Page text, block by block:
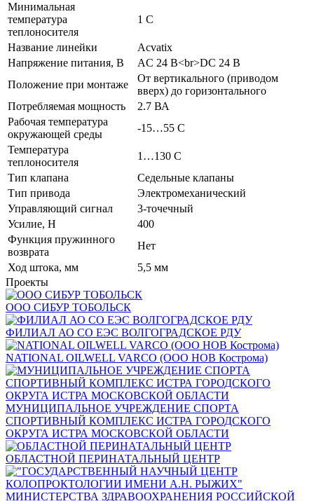
Минимальная
температура
теплоносителя
1 C
Название линейки
Acvatix
Напряжение питания, В
AC 24 В<br>DC 24 В
Положение при монтаже
От вертикального (приводом
вверх) до горизонтального
Потребляемая мощность
2.7 ВА
Рабочая температура
окружающей среды
-15…55 C
Температура
теплоносителя
1…130 C
Тип клапана
Седельные клапаны
Тип привода
Электромеханический
Управляющий сигнал
3-точечный
Усилие, Н
400
Функция пружинного
возврата
Нет
Ход штока, мм
5,5 мм
Проекты
ООО СИБУР ТОБОЛЬСК
ФИЛИАЛ АО СО ЕЭС ВОЛГОГРАДСКОЕ РДУ
NATIONAL OILWELL VARCO (ООО НОВ Кострома)
МУНИЦИПАЛЬНОЕ УЧРЕЖДЕНИЕ СПОРТА
СПОРТИВНЫЙ КОМПЛЕКС ИСТРА ГОРОДСКОГО
ОКРУГА ИСТРА МОСКОВСКОЙ ОБЛАСТИ
ОБЛАСТНОЙ ПЕРИНАТАЛЬНЫЙ ЦЕНТР